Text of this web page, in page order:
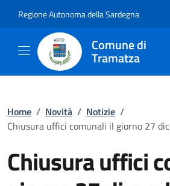
Regione Autonoma della Sardegna
Comune di
Tramatza
Home / Novità / Notizie /
Chiusura uffici comunali il giorno 27
Chiusura uffici